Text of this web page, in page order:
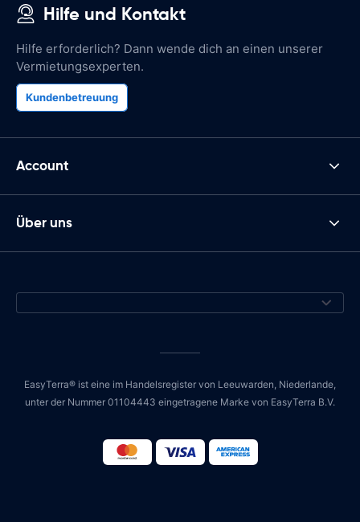
Hilfe und Kontakt
Hilfe erforderlich? Dann wende dich an einen unserer
Vermietungsexperten.
Kundenbetreuung
Account
Über uns
EasyTerra® ist eine im Handelsregister von Leeuwarden, Niederlande,
unter der Nummer 01104443 eingetragene Marke von EasyTerra B.V.